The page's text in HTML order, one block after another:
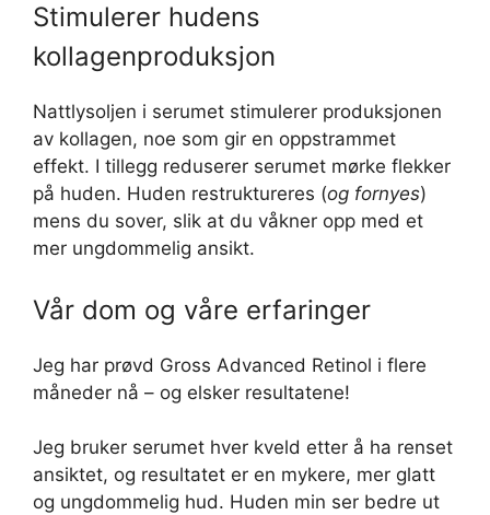
Stimulerer hudens
kollagenproduksjon
Nattlysoljen i serumet stimulerer produksjonen
av kollagen, noe som gir en oppstrammet
effekt. I tillegg reduserer serumet mørke flekker
på huden. Huden restruktureres (og fornyes)
mens du sover, slik at du våkner opp med et
mer ungdommelig ansikt.
Vår dom og våre erfaringer
Jeg har prøvd Gross Advanced Retinol i flere
måneder nå – og elsker resultatene!
Jeg bruker serumet hver kveld etter å ha renset
ansiktet, og resultatet er en mykere, mer glatt
og ungdommelig hud. Huden min ser bedre ut